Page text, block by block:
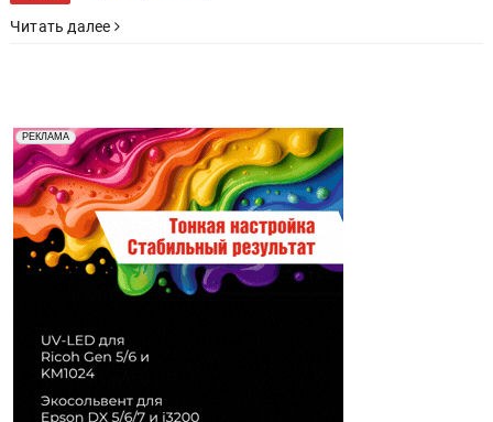
Читать далее
РЕКЛАМА
Реклама. Рекламодатель ООО "Передовые Системы
Печати" erid: 2SDnjd2d4Qz